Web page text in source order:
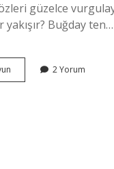
güzelce
Buğday ten…
Kumrallar
Hangi
2 Yorum